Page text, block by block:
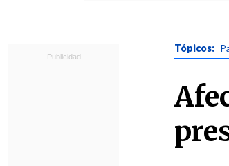
Tópicos: